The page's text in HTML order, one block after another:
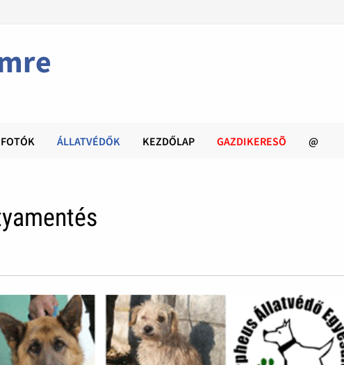
FOTÓK ÁLLATVÉDŐK KEZDŐLAP GAZDIKERESÕ @